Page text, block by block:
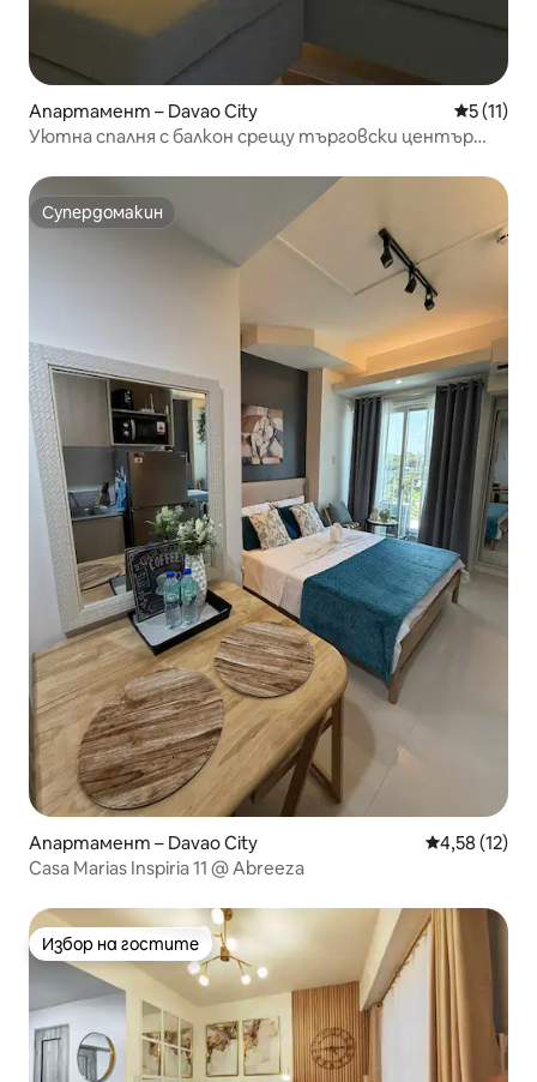
Апартамент – Davao City Средна
5 (11)
Уютна спалня с балкон срещу търговски център
Супердомакин
Супердомакин
Апартамент – Davao City Средна
4,58 (12)
Casa Marias Inspiria 11 @ Abreeza
Избор на гостите
Избор на гостите